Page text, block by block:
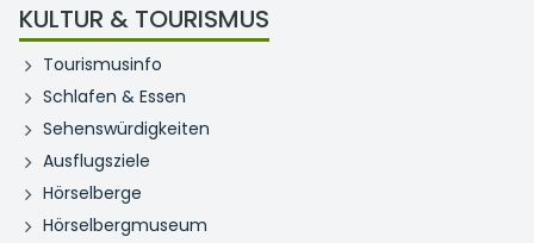
KULTUR & TOURISMUS
Tourismusinfo
Schlafen & Essen
Sehenswürdigkeiten
Ausflugsziele
Hörselberge
Hörselbergmuseum